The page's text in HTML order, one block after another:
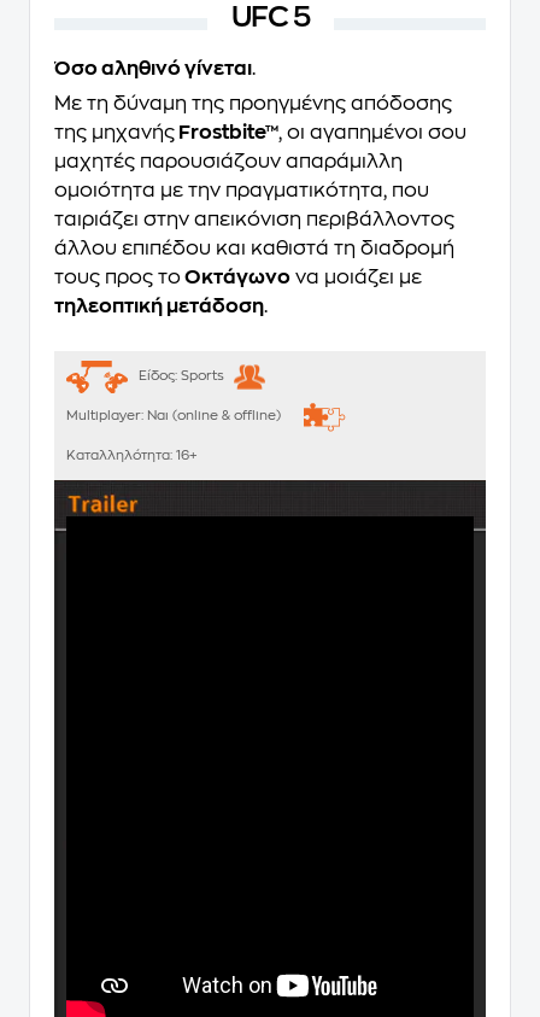
UFC 5
Όσο αληθινό γίνεται.
Με τη δύναμη της προηγμένης απόδοσης
της μηχανής Frostbite™, οι αγαπημένοι σου
μαχητές παρουσιάζουν απαράμιλλη
ομοιότητα με την πραγματικότητα, που
ταιριάζει στην απεικόνιση περιβάλλοντος
άλλου επιπέδου και καθιστά τη διαδρομή
τους προς τοΟκτάγωνο να μοιάζει με
τηλεοπτική μετάδοση.
Είδος: Sports
Multiplayer: Ναι (online & offline)
Καταλληλότητα: 16+